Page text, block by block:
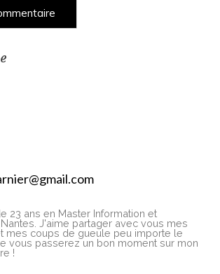
23 ans en Master Information et
J'aime partager avec vous mes
mes coups de gueule peu importe le
vous passerez un bon moment sur mon
!